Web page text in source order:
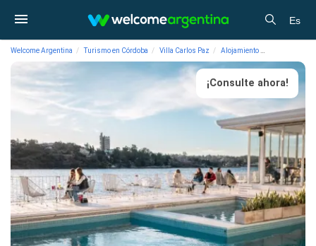
Es
Welcome Argentina Turismo en Córdoba Villa Carlos Paz Alojamiento
¡Consulte ahora!